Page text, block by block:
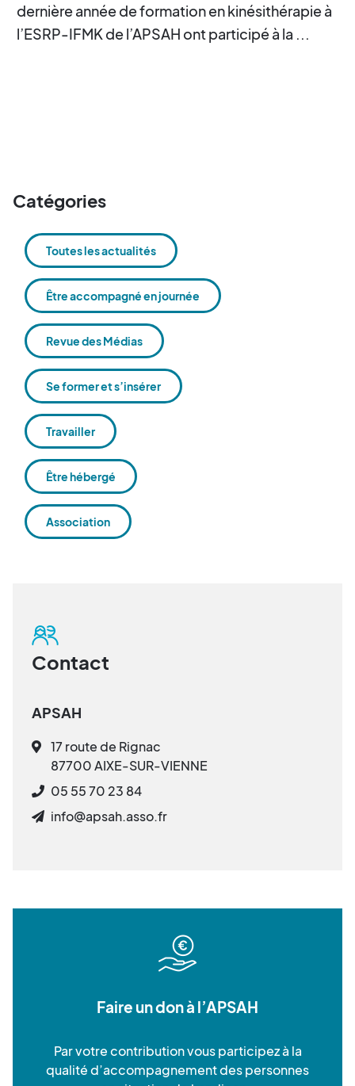
dernière année de formation en kinésithérapie à
l’ESRP-IFMK de l’APSAH ont participé à la ...
Catégories
Toutes les actualités
Être accompagné en journée
Revue des Médias
Se former et s’insérer
Travailler
Être hébergé
Association
Contact
APSAH
17 route de Rignac
87700 AIXE-SUR-VIENNE
05 55 70 23 84
info@apsah.asso.fr
Faire un don à l’APSAH
Par votre contribution vous participez à la
qualité d’accompagnement des personnes